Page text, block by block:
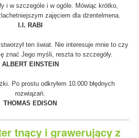
i w szczególe i w ogóle. Mówiąc krótko,
zajęciem dla dżentelmena.
I.I. RABI
ten świat. Nie interesuje mnie to czy
znać Jego myśli, reszta to szczegóły.
ALBERT EINSTEIN
Po prostu odkryłem 10.000 błędnych
rozwiązań.
THOMAS EDISON
tnący i grawerujący z